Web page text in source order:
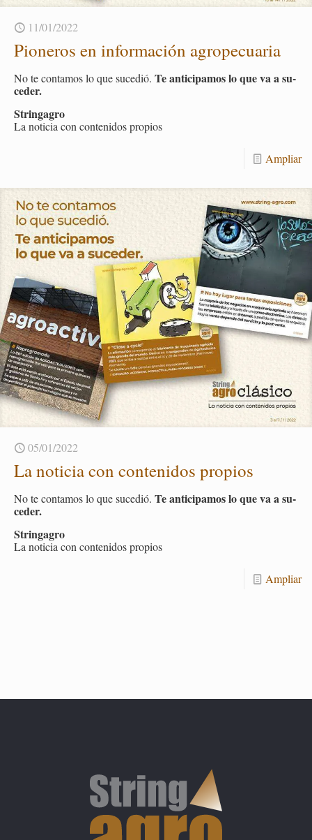
11/01/2022
Pio­ne­ros en in­for­ma­ción agro­pe­cua­ria
No te con­ta­mos lo que su­ce­dió. Te an­ti­ci­pa­mos lo que va a su­
ce­der.
Strin­ga­gro
La no­ti­cia con con­te­ni­dos pro­pios
Am­pliar
05/01/2022
La no­ti­cia con con­te­ni­dos pro­pios
No te con­ta­mos lo que su­ce­dió. Te an­ti­ci­pa­mos lo que va a su­
ce­der.
Strin­ga­gro
La no­ti­cia con con­te­ni­dos pro­pios
Am­pliar